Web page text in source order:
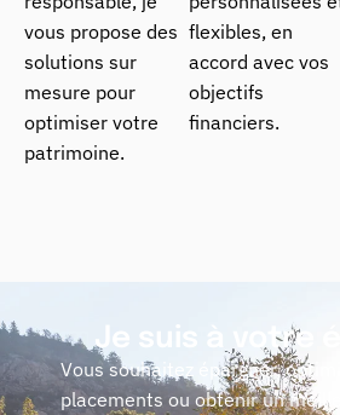
flexibles, en
accord avec vos
objectifs
financiers.
vous propose des
solutions sur
mesure pour
optimiser votre
patrimoine.
Je suis à votre
Vous souhaitez épargner,
placements ou obtenir un